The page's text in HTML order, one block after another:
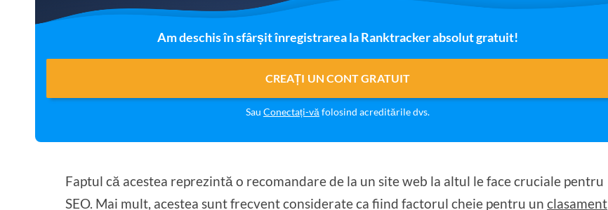
Am deschis în sfârșit înregistrarea la Ranktracker absolut gratuit!
CREAȚI UN CONT GRATUIT
Sau Conectați-vă folosind acreditările dvs.
Faptul că acestea reprezintă o recomandare de la un site web la altul le face cruciale pentru
SEO. Mai mult, acestea sunt frecvent considerate ca fiind factorul cheie pentru unclasament